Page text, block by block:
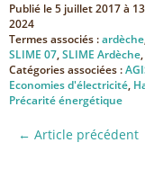
Publié le5 juillet 2017 à
2024
Termes associés :ardèche
SLIME 07,SLIME Ardèche,
Catégories associées :
Economies d'électricité,
Précarité énergétique
← Article précédent